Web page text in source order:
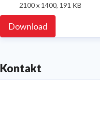
2100 x 1400, 191 KB
Download
Kontakt